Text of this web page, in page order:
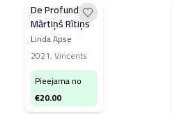
De Profundis.
Mārtiņš Rītiņš
Linda Apse
2021,Vincents
Pieejama no
€20.00